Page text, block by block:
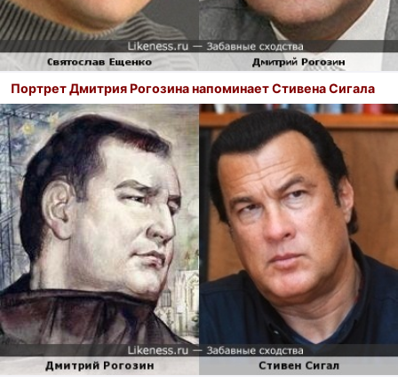
Портрет Дмитрия Рогозина напоминает Стивена Сигала